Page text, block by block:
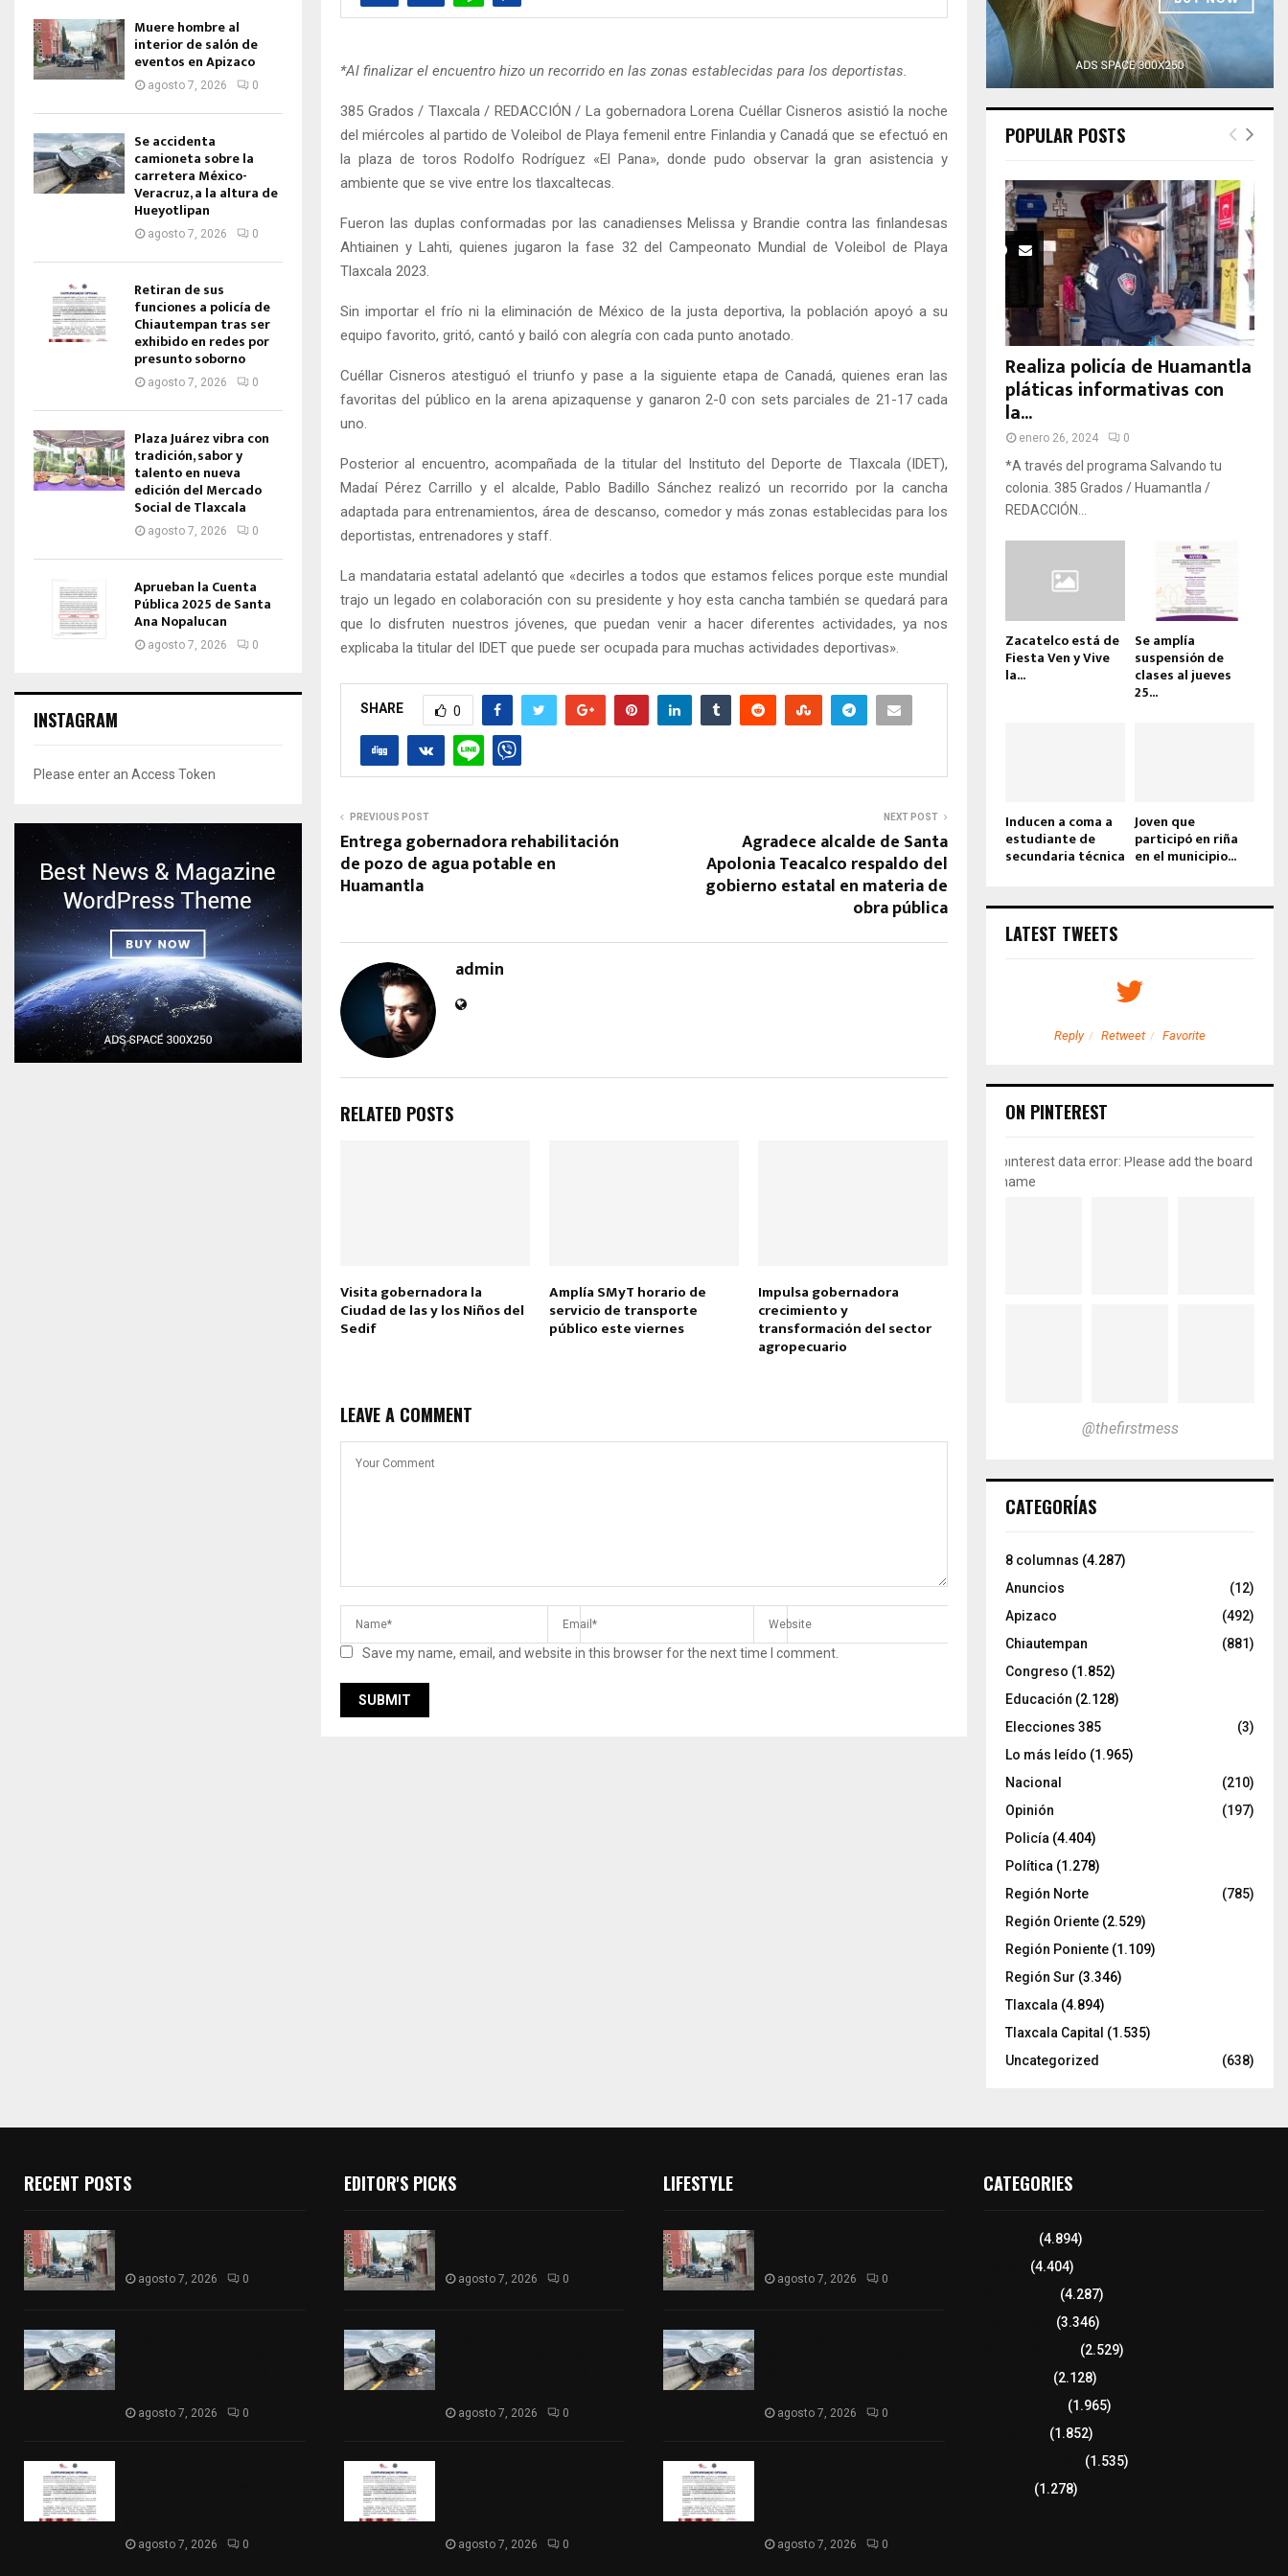
*Al finalizar el encuentro hizo un recorrido en las zonas establecidas para los deportistas.
385 Grados / Tlaxcala / REDACCIÓN / La gobernadora Lorena Cuéllar Cisneros asistió la noche
del miércoles al partido de Voleibol de Playa femenil entre Finlandia y Canadá que se efectuó en
la plaza de toros Rodolfo Rodríguez «El Pana», donde pudo observar la gran asistencia y
ambiente que se vive entre los tlaxcaltecas.
Fueron las duplas conformadas por las canadienses Melissa y Brandie contra las finlandesas
Ahtiainen y Lahti, quienes jugaron la fase 32 del Campeonato Mundial de Voleibol de Playa
Tlaxcala 2023.
Sin importar el frío ni la eliminación de México de la justa deportiva, la población apoyó a su
equipo favorito, gritó, cantó y bailó con alegría con cada punto anotado.
Cuéllar Cisneros atestiguó el triunfo y pase a la siguiente etapa de Canadá, quienes eran las
favoritas del público en la arena apizaquense y ganaron 2-0 con sets parciales de 21-17 cada
uno.
Posterior al encuentro, acompañada de la titular del Instituto del Deporte de Tlaxcala (IDET),
Madaí Pérez Carrillo y el alcalde, Pablo Badillo Sánchez realizó un recorrido por la cancha
adaptada para entrenamientos, área de descanso, comedor y más zonas establecidas para los
deportistas, entrenadores y staff.
La mandataria estatal adelantó que «decirles a todos que estamos felices porque este mundial
trajo un legado en colaboración con su presidente y hoy esta cancha también se quedará para
que lo disfruten nuestros jóvenes, que puedan venir a hacer diferentes actividades, ya nos
explicaba la titular del IDET que puede ser ocupada para muchas actividades deportivas».
SHARE 0
PREVIOUS POST
Entrega gobernadora rehabilitación
de pozo de agua potable en
Huamantla
NEXT POST
Agradece alcalde de Santa
Apolonia Teacalco respaldo del
gobierno estatal en materia de
obra pública
admin
RELATED POSTS
Visita gobernadora la
Ciudad de las y los Niños del
Sedif
Amplía SMyT horario de
servicio de transporte
público este viernes
Impulsa gobernadora
crecimiento y
transformación del sector
agropecuario
LEAVE A COMMENT
Save my name, email, and website in this browser for the next time I comment.
Muere hombre al
interior de salón de
eventos en Apizaco
agosto 7, 2026 0
Se accidenta
camioneta sobre la
carretera México-
Veracruz, a la altura de
Hueyotlipan
agosto 7, 2026 0
Retiran de sus
funciones a policía de
Chiautempan tras ser
exhibido en redes por
presunto soborno
agosto 7, 2026 0
Plaza Juárez vibra con
tradición, sabor y
talento en nueva
edición del Mercado
Social de Tlaxcala
agosto 7, 2026 0
Aprueban la Cuenta
Pública 2025 de Santa
Ana Nopalucan
agosto 7, 2026 0
INSTAGRAM
Please enter an Access Token
POPULAR POSTS
Realiza policía de Huamantla
pláticas informativas con
la...
enero 26, 2024 0
*A través del programa Salvando tu
colonia. 385 Grados / Huamantla /
REDACCIÓN...
Zacatelco está de
Fiesta Ven y Vive
la...
Se amplía
suspensión de
clases al jueves
25...
Inducen a coma a
estudiante de
secundaria técnica
Joven que
participó en riña
en el municipio...
LATEST TWEETS
Reply Retweet Favorite
ON PINTEREST
pinterest data error: Please add the board
name
@thefirstmess
CATEGORÍAS
8 columnas (4.287)
Anuncios
(12)
Apizaco
(492)
Chiautempan
(881)
Congreso (1.852)
Educación (2.128)
Elecciones 385
(3)
Lo más leído (1.965)
Nacional
(210)
Opinión
(197)
Policía (4.404)
Política (1.278)
Región Norte
(785)
Región Oriente (2.529)
Región Poniente (1.109)
Región Sur (3.346)
Tlaxcala (4.894)
Tlaxcala Capital (1.535)
Uncategorized
(638)
RECENT POSTS
agosto 7, 2026 0
agosto 7, 2026 0
agosto 7, 2026 0
EDITOR'S PICKS
agosto 7, 2026 0
agosto 7, 2026 0
agosto 7, 2026 0
LIFESTYLE
agosto 7, 2026 0
agosto 7, 2026 0
agosto 7, 2026 0
CATEGORIES
(4.894)
(4.404)
(4.287)
(3.346)
(2.529)
(2.128)
(1.965)
(1.852)
(1.535)
(1.278)